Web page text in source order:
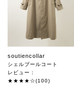
soutiencollar
シェルブールコート
レビュー：
★★★★☆(100)